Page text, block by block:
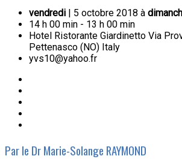
vendredi | 5 octobre 2018 à
14 h 00 min - 13 h 00 min
Hotel Ristorante Giardinetto Via
Pettenasco (NO) Italy
yvs10@yahoo.fr
Par le Dr Marie-Solange RAYMOND